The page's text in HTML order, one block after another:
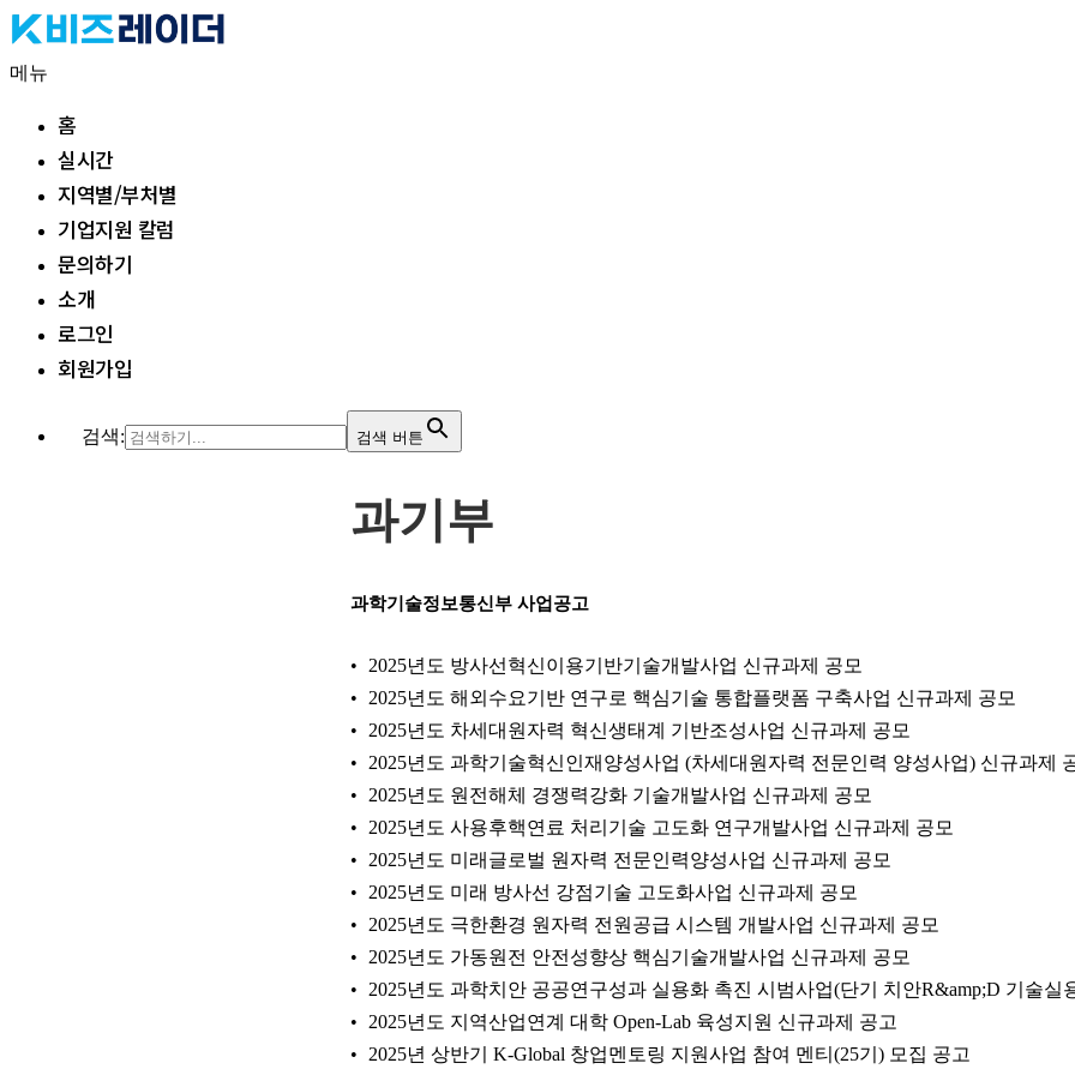
내
으
메뉴
홈
실시간
지역별/부처별
기업지원 칼럼
문의하기
소개
로그인
회원가입
검색: 검색 버튼
과기부
과학기술정보통신부 사업공고
2025년도 방사선혁신이용기반기술개발사업 신규과제 공모
2025년도 해외수요기반 연구로 핵심기술 통합플랫폼 구축사업 신규과제 공모
2025년도 차세대원자력 혁신생태계 기반조성사업 신규과제 공모
2025년도 과학기술혁신인재양성사업 (차세대원자력 전문인력 양성사업) 신규과제
2025년도 원전해체 경쟁력강화 기술개발사업 신규과제 공모
2025년도 사용후핵연료 처리기술 고도화 연구개발사업 신규과제 공모
2025년도 미래글로벌 원자력 전문인력양성사업 신규과제 공모
2025년도 미래 방사선 강점기술 고도화사업 신규과제 공모
2025년도 극한환경 원자력 전원공급 시스템 개발사업 신규과제 공모
2025년도 가동원전 안전성향상 핵심기술개발사업 신규과제 공모
2025년도 과학치안 공공연구성과 실용화 촉진 시범사업(단기 치안R&amp;D 기술실
2025년도 지역산업연계 대학 Open-Lab 육성지원 신규과제 공고
2025년 상반기 K-Global 창업멘토링 지원사업 참여 멘티(25기) 모집 공고